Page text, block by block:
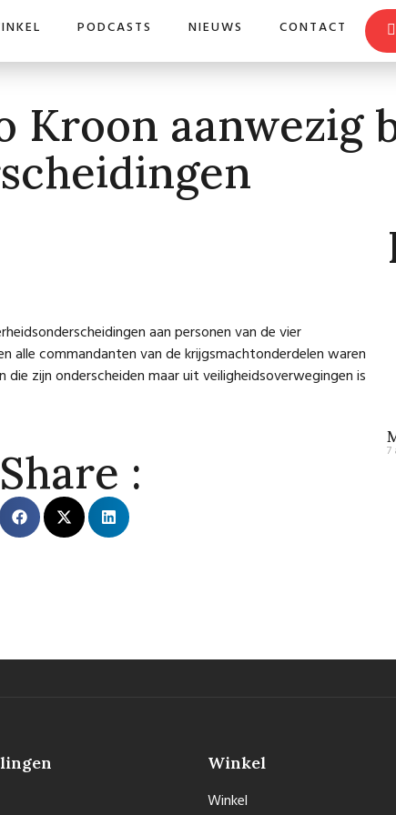
PODCASTS NIEUWS CONTACT
Kroon aanwezig
aan personen van de vier
alle commandanten van de krijgsmachtonderdelen waren
zijn onderscheiden maar uit veiligheidsoverwegingen is
Share : 7
Winkel
Winkel